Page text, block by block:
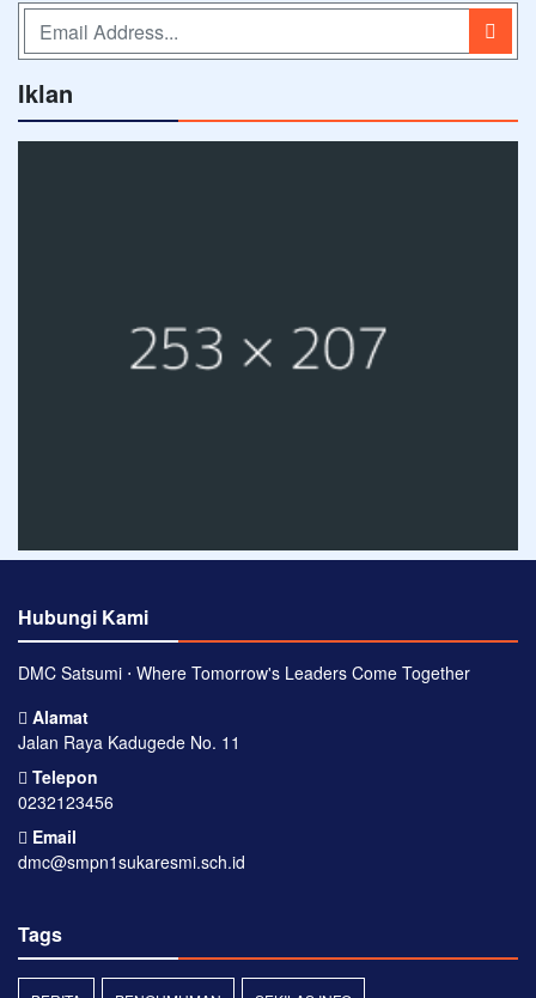
Iklan
Hubungi Kami
DMC Satsumi ⋅ Where Tomorrow's Leaders Come Together
Alamat
Jalan Raya Kadugede No. 11
Telepon
0232123456
Email
dmc@smpn1sukaresmi.sch.id
Tags